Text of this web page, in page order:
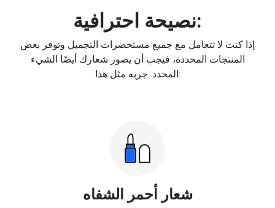
نصيحة احترافية:
إذا كنت لا تتعامل مع جميع مستحضرات التجميل وتوفر بعض
المنتجات المحددة، فيجب أن يصور شعارك أيضًا الشيء
المحدد. جربه مثل هذا:
شعار أحمر الشفاه